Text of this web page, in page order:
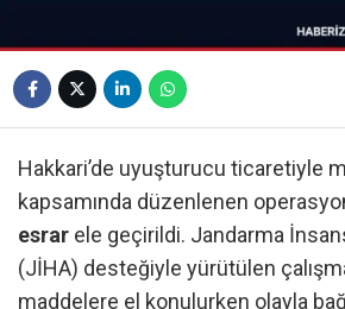
Hakkari’de uyuşturucu ticaretiyle
kapsamında düzenlenen
esrar ele geçirildi. Jandarma
(JİHA) desteğiyle yürütülen
maddelere el konulurken olayla